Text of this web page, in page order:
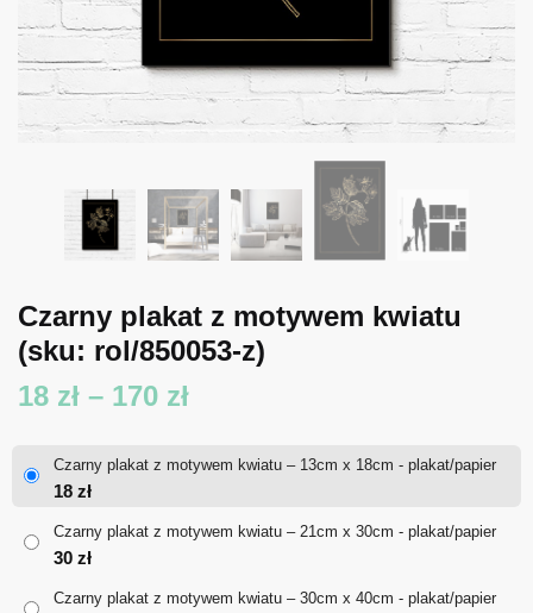
Czarny plakat z motywem kwiatu
(sku: rol/850053-z)
18 zł – 170 złZakres
18 zł
Czarny plakat z motywem kwiatu – 13cm x 18cm - plakat/papier
18 zł
Czarny plakat z motywem kwiatu – 21cm x 30cm - plakat/papier
30 zł
Czarny plakat z motywem kwiatu – 30cm x 40cm - plakat/papier